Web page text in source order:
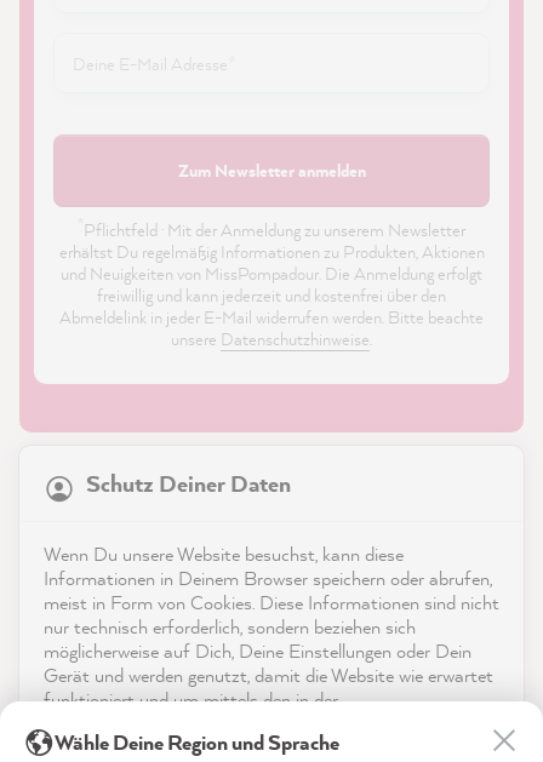
Zum Newsletter anmelden
Pflichtfeld · Mit der Anmeldung zu unserem Newsletter
erhältst Du regelmäßig Informationen zu Produkten, Aktionen
und Neuigkeiten von MissPompadour. Die Anmeldung erfolgt
freiwillig und kann jederzeit und kostenfrei über den
Abmeldelink in jeder E-Mail widerrufen werden. Bitte beachte
unsere Datenschutzhinweise.
Service
Kontakt
Schutz Deiner Daten
Wenn Du unsere Website besuchst, kann diese
Informationen in Deinem Browser speichern oder abrufen,
meist in Form von Cookies. Diese Informationen sind nicht
nur technisch erforderlich, sondern beziehen sich
möglicherweise auf Dich, Deine Einstellungen oder Dein
Gerät und werden genutzt, damit die Website wie erwartet
funktioniert und um mittels den in der
der Webseite für deren Optimierung zu analysieren sowie
21.831Bewertungen
reviews-io
Verifizierter Kunde
Wähle Deine Region und Sprache